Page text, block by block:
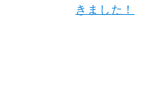
きました！